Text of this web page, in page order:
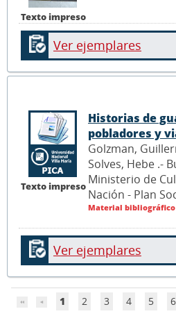
Texto impreso
Ver ejemplares
Texto impreso
Historias de
pobladores y
Golzman,
Solves, Hebe .-
Ministerio de
Nación - Plan
Material
Ver ejemplares
1 2 3 4 5 6